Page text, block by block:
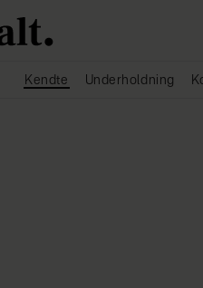
Kendte Underholdning